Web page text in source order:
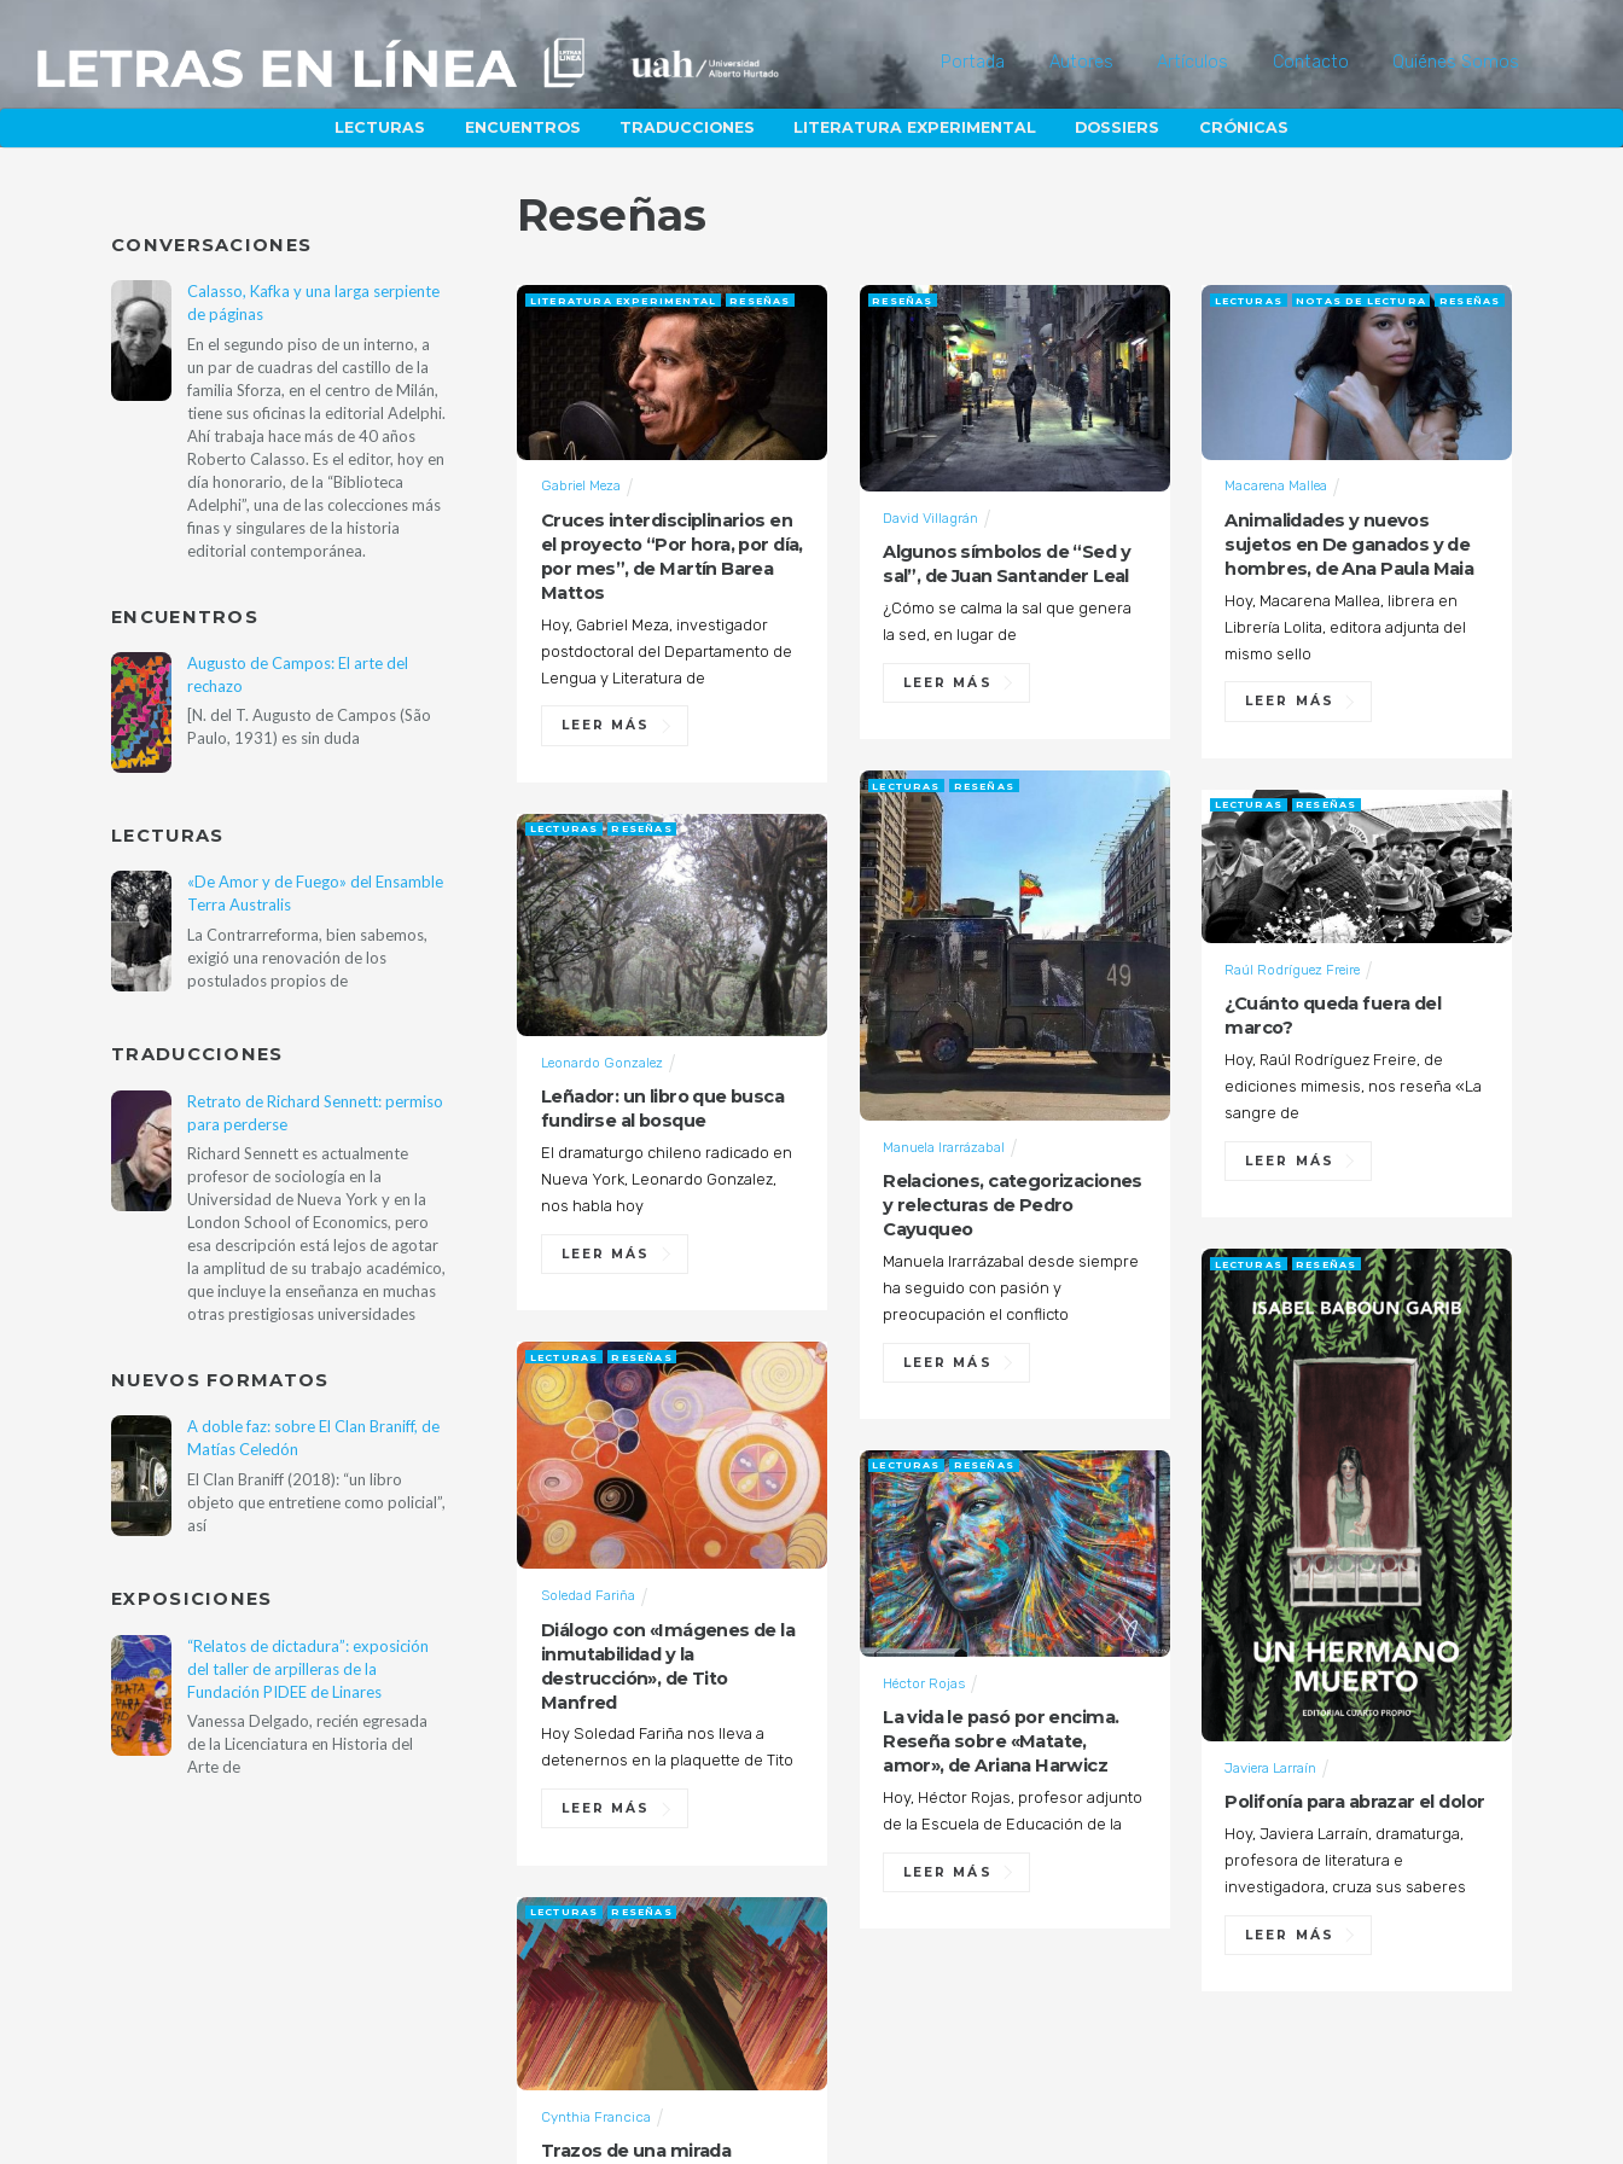
Portada Autores Artículos Contacto Quiénes Somos
LECTURAS ENCUENTROS TRADUCCIONES LITERATURA EXPERIMENTAL DOSSIERS CRÓNICAS
Reseñas
Cruces interdisciplinarios en
el proyecto “Por hora, por día,
por mes”, de Martín Barea
Mattos
Gabriel Meza
LITERATURA EXPERIMENTAL RESEÑAS
Hoy, Gabriel Meza, investigador
postdoctoral del Departamento de
Lengua y Literatura de
LEER MÁS
Algunos símbolos de “Sed y
sal”, de Juan Santander Leal
David Villagrán
RESEÑAS
¿Cómo se calma la sal que genera
la sed, en lugar de
LEER MÁS
Animalidades y nuevos
sujetos en De ganados y de
hombres, de Ana Paula Maia
Macarena Mallea
LECTURAS NOTAS DE LECTURA RESEÑAS
Hoy, Macarena Mallea, librera en
Librería Lolita, editora adjunta del
mismo sello
LEER MÁS
Relaciones, categorizaciones
y relecturas de Pedro
Cayuqueo
Manuela Irarrázabal
LECTURAS RESEÑAS
Manuela Irarrázabal desde siempre
ha seguido con pasión y
preocupación el conflicto
LEER MÁS
¿Cuánto queda fuera del
marco?
Raúl Rodríguez Freire
LECTURAS RESEÑAS
Hoy, Raúl Rodríguez Freire, de
ediciones mimesis, nos reseña «La
sangre de
LEER MÁS
Leñador: un libro que busca
fundirse al bosque
Leonardo Gonzalez
LECTURAS RESEÑAS
El dramaturgo chileno radicado en
Nueva York, Leonardo Gonzalez,
nos habla hoy
LEER MÁS
Polifonía para abrazar el dolor
Javiera Larraín
LECTURAS RESEÑAS
Hoy, Javiera Larraín, dramaturga,
profesora de literatura e
investigadora, cruza sus saberes
LEER MÁS
Diálogo con «Imágenes de la
inmutabilidad y la
destrucción», de Tito
Manfred
Soledad Fariña
LECTURAS RESEÑAS
Hoy Soledad Fariña nos lleva a
detenernos en la plaquette de Tito
LEER MÁS
La vida le pasó por encima.
Reseña sobre «Matate,
amor», de Ariana Harwicz
Héctor Rojas
LECTURAS RESEÑAS
Hoy, Héctor Rojas, profesor adjunto
de la Escuela de Educación de la
LEER MÁS
Trazos de una mirada
Cynthia Francica
LECTURAS RESEÑAS
CONVERSACIONES
Calasso, Kafka y una larga serpiente
de páginas
En el segundo piso de un interno, a
un par de cuadras del castillo de la
familia Sforza, en el centro de Milán,
tiene sus oficinas la editorial Adelphi.
Ahí trabaja hace más de 40 años
Roberto Calasso. Es el editor, hoy en
día honorario, de la “Biblioteca
Adelphi”, una de las colecciones más
finas y singulares de la historia
editorial contemporánea.
ENCUENTROS
Augusto de Campos: El arte del
rechazo
[N. del T. Augusto de Campos (São
Paulo, 1931) es sin duda
LECTURAS
«De Amor y de Fuego» del Ensamble
Terra Australis
La Contrarreforma, bien sabemos,
exigió una renovación de los
postulados propios de
TRADUCCIONES
Retrato de Richard Sennett: permiso
para perderse
Richard Sennett es actualmente
profesor de sociología en la
Universidad de Nueva York y en la
London School of Economics, pero
esa descripción está lejos de agotar
la amplitud de su trabajo académico,
que incluye la enseñanza en muchas
otras prestigiosas universidades
NUEVOS FORMATOS
A doble faz: sobre El Clan Braniff, de
Matías Celedón
El Clan Braniff (2018): “un libro
objeto que entretiene como policial”,
así
EXPOSICIONES
“Relatos de dictadura”: exposición
del taller de arpilleras de la
Fundación PIDEE de Linares
Vanessa Delgado, recién egresada
de la Licenciatura en Historia del
Arte de